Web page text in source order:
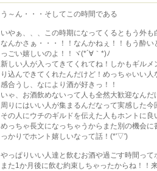
う～ん・・・そしてこの時間である
いやぁ、、、この時期になってくるともう外も
なんかさぁ・・・！！なんかねぇ！！もう酔
っごい嬉しいのよ！！ヾ(*´∀｀*)ﾉ
新しい人が入ってきてくれてね！しかもギル
り込んできてくれたんだけど！めっちゃいい
感合うし、なにより酒が好きっ！！
いゃ、お酒飲めないって人も全然大歓迎なん
周りにはいい人が集まるんだなって実感した今
その人にウチのギルドを伝えた人もホントに
めっちゃ長文になっちゃうからまた別の機会
っかりでホント嬉しいなって話！(*'▽')
やっぱりいい人達と飲むお酒や過ごす時間って
また1か月後に飲む約束しちゃったからね！！